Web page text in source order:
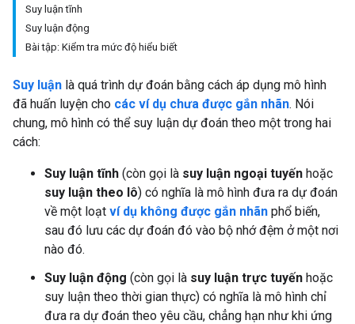
Suy luận tĩnh
Suy luận động
Bài tập: Kiểm tra mức độ hiểu biết
Suy luận là quá trình dự đoán bằng cách áp dụng mô hình
đã huấn luyện cho các ví dụ chưa được gắn nhãn. Nói
chung, mô hình có thể suy luận dự đoán theo một trong hai
cách:
Suy luận tĩnh (còn gọi là suy luận ngoại tuyến hoặc
suy luận theo lô) có nghĩa là mô hình đưa ra dự đoán
về một loạt ví dụ không được gắn nhãn phổ biến,
sau đó lưu các dự đoán đó vào bộ nhớ đệm ở một nơi
nào đó.
Suy luận động (còn gọi là suy luận trực tuyến hoặc
suy luận theo thời gian thực) có nghĩa là mô hình chỉ
đưa ra dự đoán theo yêu cầu, chẳng hạn như khi ứng